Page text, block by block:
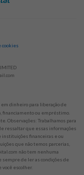
cookies
dinheiro para liberação de
financiamento ou empréstimo.
Observações: Trabalhamos para
ressaltar que essas informações
instituições financeiras e ou
que não temos parcerias,
não tem nenhuma
de ler as condições de
escolher.